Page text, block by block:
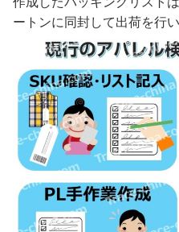
ートンに同封して出荷を行い